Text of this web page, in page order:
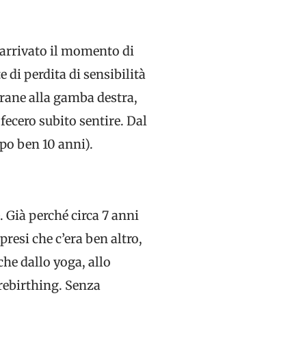
arrivato il momento di
di perdita di sensibilità
alla gamba destra,
subito sentire. Dal
ben 10 anni).
Già perché circa 7 anni
che c’era ben altro,
dallo yoga, allo
Senza